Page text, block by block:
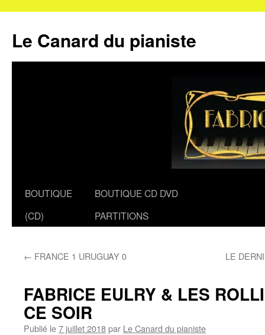
Le Canard du pianiste
Aller
BOUTIQUE
(CD)
BOUTIQUE CD DVD
PARTITIONS
← FRANCE 1 URUGUAY 0 LE
FABRICE EULRY & LES
CE SOIR
Publié le7 juillet 2018par Le Canard du pianiste